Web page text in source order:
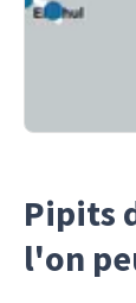
Pipits
l'on